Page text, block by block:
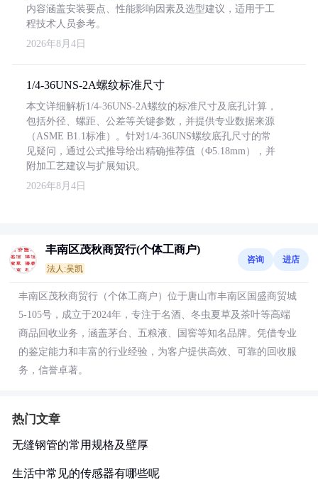
内容涵盖安装要点、性能影响因素及选型建议，适用于工
程技术人员参考。
2026年8月4日
1/4-36UNS-2A螺纹标准尺寸
本文详细解析1/4-36UNS-2A螺纹的标准尺寸及底孔计算，
包括外径、螺距、公差等关键参数，并提供专业数据来源
（ASME B1.1标准）。针对1/4-36UNS螺纹底孔尺寸的常
见疑问，通过公式推导给出精确推荐值（Φ5.18mm），并
附加工艺建议与扩展知识。
2026年8月4日
丰南区茂秋商贸行(个体工商户)
法人:吴凯
咨询 进店
丰南区茂秋商贸行（个体工商户）位于唐山市丰南区国盛商贸城
5-105号，成立于2024年，专注于名酒、冬虫夏草及茶叶等高端
商品回收业务，涵盖茅台、五粮液、国窖等知名品牌。凭借专业
的鉴定能力和丰富的行业经验，为客户提供高效、可靠的回收服
务，信誉卓著。
热门文章
无缝钢管的常用规格及壁厚
生活中常见的传感器有哪些呢